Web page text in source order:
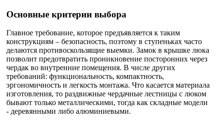
Основные критерии выбора
Главное требование, которое предъявляется к таким
конструкциям – безопасность, поэтому в ступеньках часто
делаются противоскользящие выемки. Замок в крышке люка
позволит предотвратить проникновение посторонних через
чердак во внутренние помещения. В числе других
требований: функциональность, компактность,
эргономичность и легкость монтажа. Что касается материала
изготовления, то раздвижные чердачные лестницы с люком
бывают только металлическими, тогда как складные модели
- деревянными либо алюминиевыми.